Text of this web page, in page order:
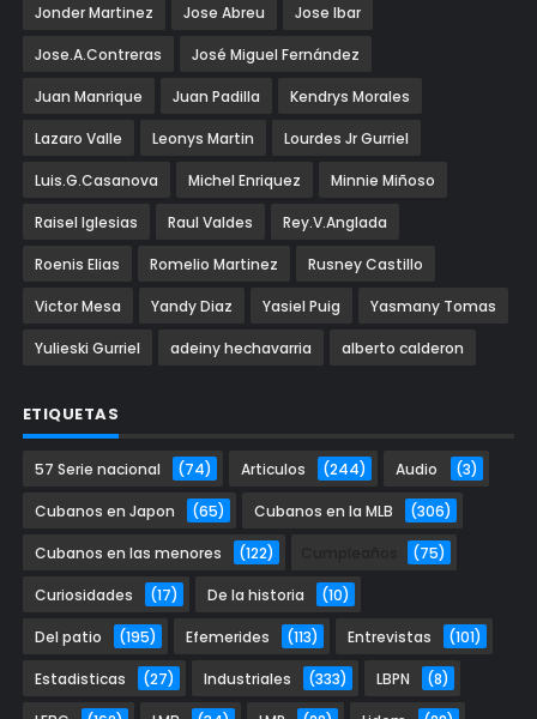
Jonder Martinez Jose Abreu Jose Ibar
Jose.A.Contreras José Miguel Fernández
Juan Manrique Juan Padilla Kendrys Morales
Lazaro Valle Leonys Martin Lourdes Jr Gurriel
Luis.G.Casanova Michel Enriquez Minnie Miñoso
Raisel Iglesias Raul Valdes Rey.V.Anglada
Roenis Elias Romelio Martinez Rusney Castillo
Victor Mesa Yandy Diaz Yasiel Puig Yasmany Tomas
Yulieski Gurriel adeiny hechavarria alberto calderon
ETIQUETAS
57 Serie nacional (74) Articulos (244) Audio (3)
Cubanos en Japon (65) Cubanos en la MLB (306)
Cubanos en las menores (122) (75)
Curiosidades (17) De la historia (10)
Del patio (195) Efemerides (113) Entrevistas (101)
Estadisticas (27) Industriales (333) LBPN (8)